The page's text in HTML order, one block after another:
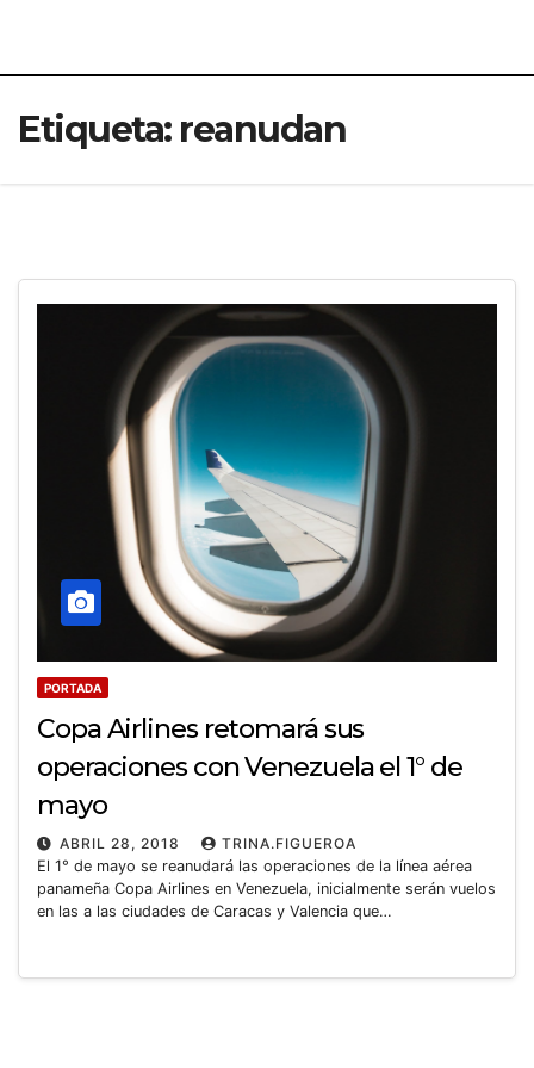
Etiqueta: reanudan
PORTADA
Copa Airlines retomará sus
operaciones con Venezuela el 1° de
mayo
ABRIL 28, 2018
TRINA.FIGUEROA
El 1° de mayo se reanudará las operaciones de la línea aérea
panameña Copa Airlines en Venezuela, inicialmente serán vuelos
en las a las ciudades de Caracas y Valencia que…